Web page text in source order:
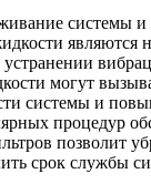
системы и
являются
могут
системы и
процедур
позволит
срок службы